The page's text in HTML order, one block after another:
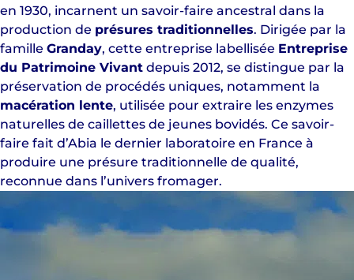
en 1930, incarnent un savoir-faire ancestral dans la
production de présures traditionnelles. Dirigée par la
famille Granday, cette entreprise labellisée Entreprise
du Patrimoine Vivant depuis 2012, se distingue par la
préservation de procédés uniques, notamment la
macération lente, utilisée pour extraire les enzymes
naturelles de caillettes de jeunes bovidés. Ce savoir-
faire fait d’Abia le dernier laboratoire en France à
produire une présure traditionnelle de qualité,
reconnue dans l’univers fromager.